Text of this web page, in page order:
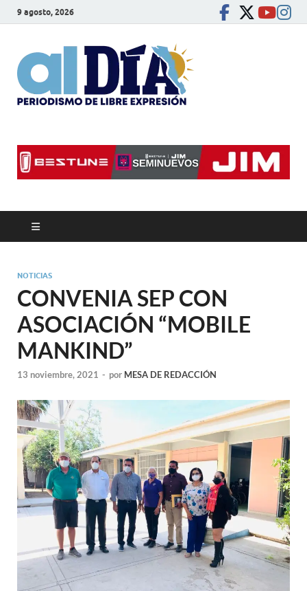
9 agosto, 2026
NOTICIAS
CONVENIA SEP CON
ASOCIACIÓN “MOBILE
MANKIND”
13 noviembre, 2021 - por MESA DE REDACCIÓN